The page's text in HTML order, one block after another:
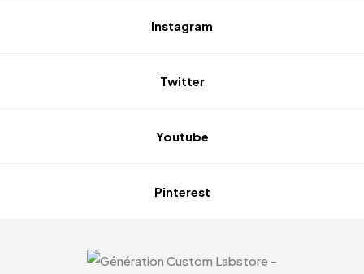
Instagram
Twitter
Youtube
Pinterest